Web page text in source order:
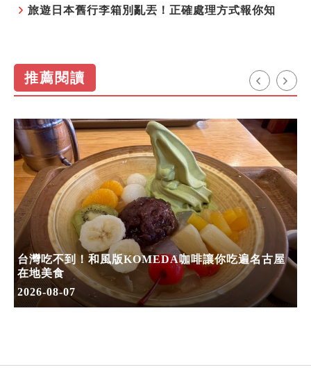
旅遊日本舊行李箱別亂丟！正確處理方式報你知
推薦閱讀
台灣吃不到！和風版KOMEDA咖啡讓你吃遍名古屋
在地美食
2026-08-07